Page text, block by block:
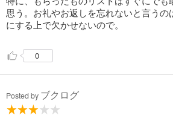
するのにも力を要しないという素敵な記
最近は「ノート術」や「手帳術」「仕組
いる箇所も多くすでに実践しているア
た。
しかし、フレームワークが好きな著者だ
録」ということについて非常に体系的に
他の「記録術」の作品とは違うところだ
思う。お礼やお返しを忘れないと言う
にする上で欠かせないので。
0
Posted by ブクログ